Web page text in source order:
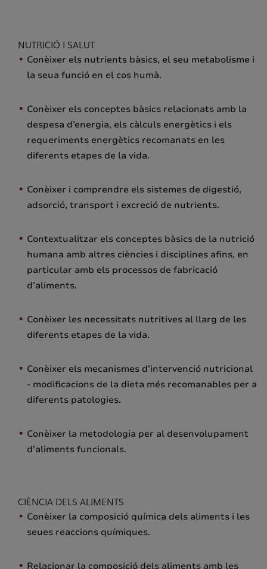
NUTRICIÓ I SALUT
Conèixer els nutrients bàsics, el seu metabolisme i
la seua funció en el cos humà.
Conèixer els conceptes bàsics relacionats amb la
despesa d’energia, els càlculs energètics i els
requeriments energètics recomanats en les
diferents etapes de la vida.
Conèixer i comprendre els sistemes de digestió,
adsorció, transport i excreció de nutrients.
Contextualitzar els conceptes bàsics de la nutrició
humana amb altres ciències i disciplines afins, en
particular amb els processos de fabricació
d’aliments.
Conèixer les necessitats nutritives al llarg de les
diferents etapes de la vida.
Conèixer els mecanismes d’intervenció nutricional
- modificacions de la dieta més recomanables per a
diferents patologies.
Conèixer la metodologia per al desenvolupament
d’aliments funcionals.
CIÈNCIA DELS ALIMENTS
Conèixer la composició química dels aliments i les
seues reaccions químiques.
Relacionar la composició dels aliments amb les